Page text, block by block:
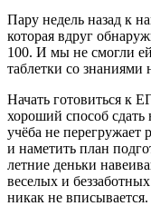
Пару недель назад к
которая вдруг
100. И мы не смогли
таблетки со знаниями
Начать готовиться к
хороший способ
учёба не перегружает
и наметить план
летние деньки
веселых и
никак не вписывается.